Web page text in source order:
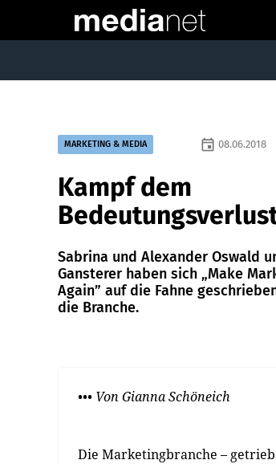
MARKETING & MEDIA event 08.06.2018
Kampf dem
Sabrina und Alexander Oswald
Gansterer ­haben sich „Make
Again” auf die Fahne
die Branche.
••• Von Gianna Schöneich
Die Marketingbranche –